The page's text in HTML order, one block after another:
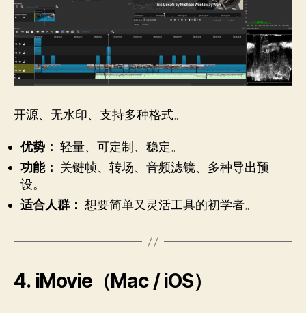
开源、无水印、支持多种格式。
优势： 轻量、可定制、稳定。
功能： 关键帧、转场、音频滤镜、多种导出预
设。
适合人群： 想要简单又灵活工具的初学者。
4. iMovie（Mac / iOS）